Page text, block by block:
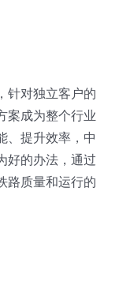
针对独立客户的
案成为整个行业
、提升效率，中
好的办法，通过
路质量和运行的